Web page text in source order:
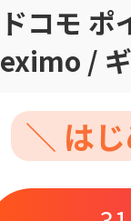
ドコモ
eximo /
＼ は